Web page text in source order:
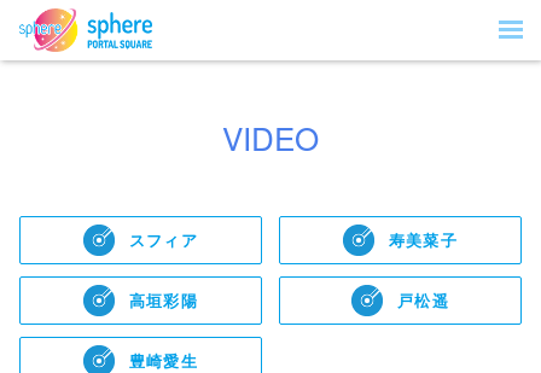
VIDEO
スフィア 寿美菜子
高垣彩陽 戸松遥
豊崎愛生